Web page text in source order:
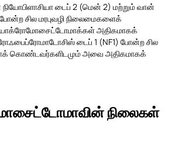
டைப் 2 (மென் 2) மற்றும் வான்
சில மரபுவழி நிலைமைகளைக்
அதிகமாகக்
டைப் 1 (NF1) போன்ற சில
கொண்டவர்களிடமும் அவை அதிகமாகக்
நிலைகள்